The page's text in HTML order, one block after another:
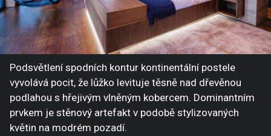
Podsvětlení spodních kontur kontinentální postele
vyvolává pocit, že lůžko levituje těsně nad dřevěnou
podlahou s hřejivým vlněným kobercem. Dominantním
prvkem je stěnový artefakt v podobě stylizovaných
květin na modrém pozadí.